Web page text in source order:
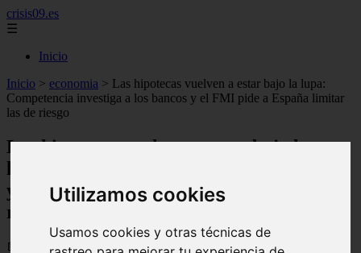
Utilizamos cookies
Usamos cookies y otras técnicas de
crisis09.es
☰
Inicio
Inicio > economia > Las hipotecas vuelven a estar bajo la lupa:
Competencia investiga a los bancos y el FMI pide a España limitar
las de riesgo
Las hipotecas vuelven a estar bajo la
lupa: Competencia investiga a los bancos
y el FMI pide a España limitar las de
riesgo
📅 28/06/2026